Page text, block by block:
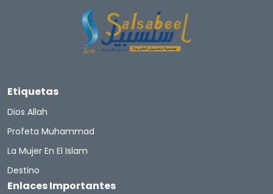
Etiquetas
Dios Allah
Profeta Muhammad
La Mujer En El Islam
Destino
Enlaces Importantes